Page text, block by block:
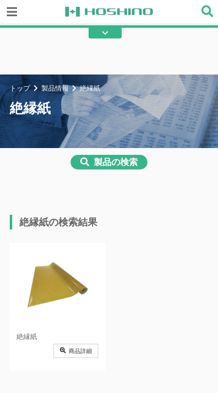
ロープ 目止め液
ベンチレーター 人工芝用品
マグネット シーリング材
潤滑剤
サイン・看板
絶縁紙
トップ 製品情報 絶縁紙
製品の検索
絶縁紙の検索結果
絶縁紙
商品詳細